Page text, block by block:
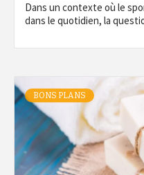
Dans un contexte où le
dans le quotidien, la
BONS PLANS